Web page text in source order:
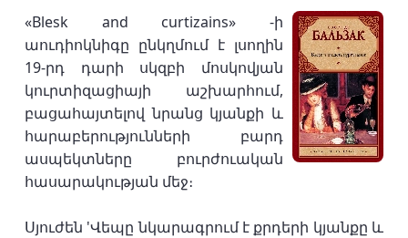
«Blesk and curtizains» -ի
աուդիոկնիգը ընկղմում է լսողին
19-րդ դարի սկզբի մոսկովյան
կուրտիզացիայի աշխարհում,
բացահայտելով նրանց կյանքի և
հարաբերությունների բարդ
ասպեկտները բուրժուական
հասարակության մեջ։
Սյուժեն 'Վեպը նկարագրում է քրդերի կյանքը և